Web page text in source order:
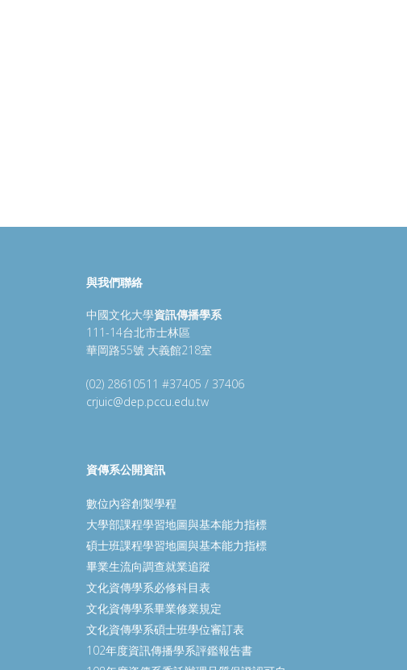
與我們聯絡
中國文化大學資訊傳播學系
111-14台北市士林區
華岡路55號 大義館218室
(02) 28610511 #37405 / 37406
crjuic@dep.pccu.edu.tw
資傳系公開資訊
數位內容創製學程
大學部課程學習地圖與基本能力指標
碩士班課程學習地圖與基本能力指標
畢業生流向調查就業追蹤
文化資傳學系必修科目表
文化資傳學系畢業修業規定
文化資傳學系碩士班學位審訂表
102年度資訊傳播學系評鑑報告書